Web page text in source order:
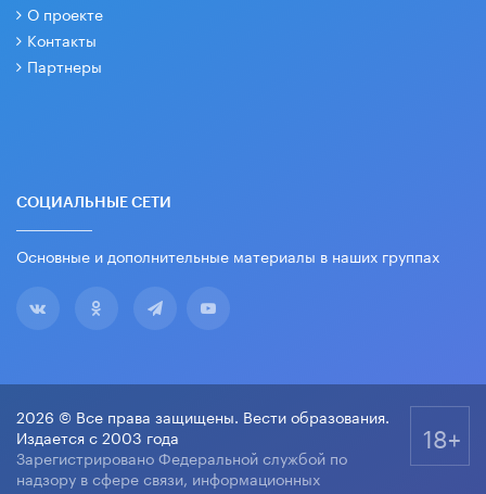
О проекте
Контакты
Партнеры
СОЦИАЛЬНЫЕ СЕТИ
Основные и дополнительные материалы в наших группах
2026 © Все права защищены. Вести образования.
Издается с 2003 года
Зарегистрировано Федеральной службой по
надзору в сфере связи, информационных
18+